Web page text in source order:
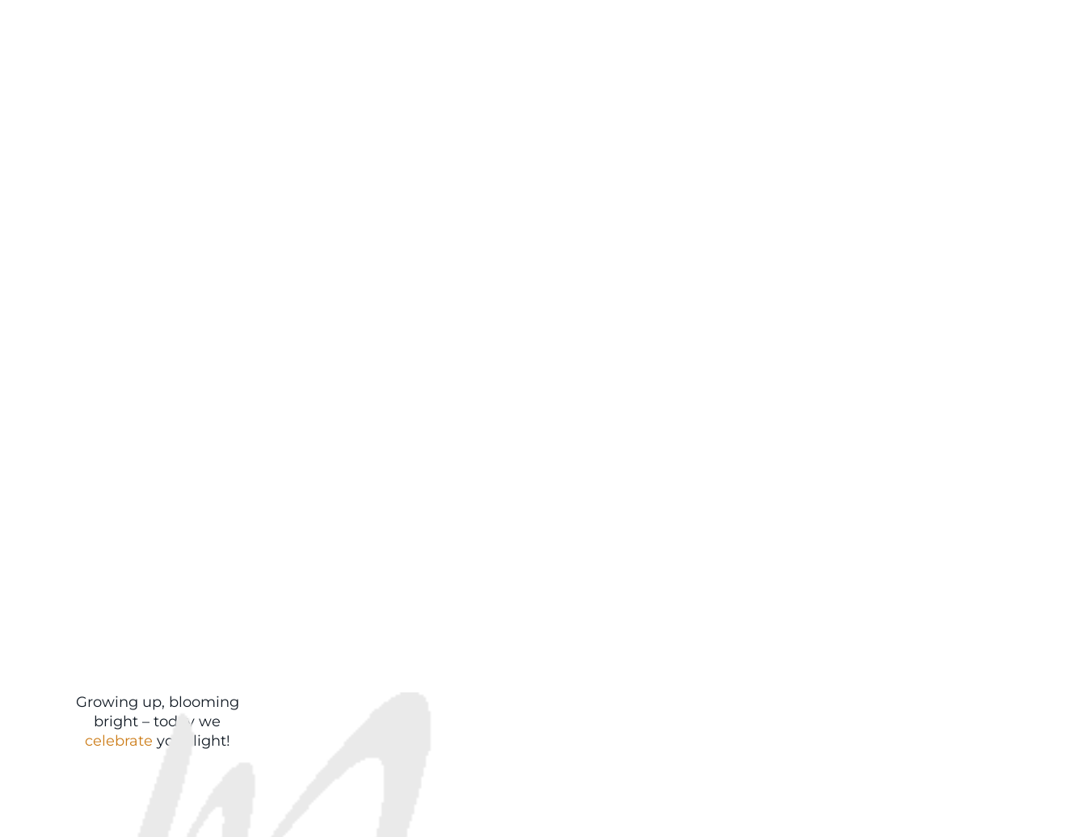
Growing up, blooming
bright – today we
celebrate your light!